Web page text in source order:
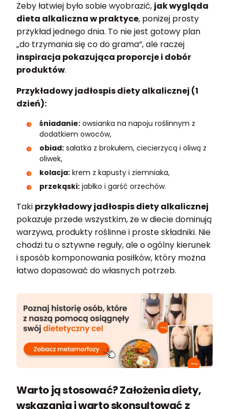
Żeby łatwiej było sobie wyobrazić, jak wygląda
dieta alkaliczna w praktyce, poniżej prosty
przykład jednego dnia. To nie jest gotowy plan
„do trzymania się co do grama”, ale raczej
inspiracja pokazująca proporcje i dobór
produktów.
Przykładowy jadłospis diety alkalicznej (1
dzień):
śniadanie: owsianka na napoju roślinnym z
dodatkiem owoców,
obiad: sałatka z brokułem, ciecierzycą i oliwą z
oliwek,
kolacja: krem z kapusty i ziemniaka,
przekąski: jabłko i garść orzechów.
Taki przykładowy jadłospis diety alkalicznej
pokazuje przede wszystkim, że w diecie dominują
warzywa, produkty roślinne i proste składniki. Nie
chodzi tu o sztywne reguły, ale o ogólny kierunek
i sposób komponowania posiłków, który można
łatwo dopasować do własnych potrzeb.
Warto ją stosować? Założenia diety,
wskazania i warto skonsultować z